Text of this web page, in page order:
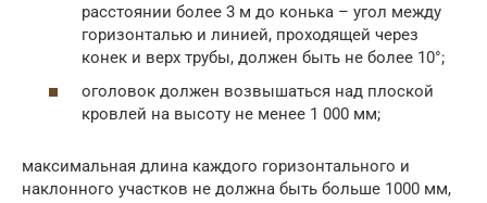
расстоянии более 3 м до конька – угол между
горизонталью и линией, проходящей через
конек и верх трубы, должен быть не более 10°;
оголовок должен возвышаться над плоской
кровлей на высоту не менее 1 000 мм;
максимальная длина каждого горизонтального и
наклонного участков не должна быть больше 1000 мм,